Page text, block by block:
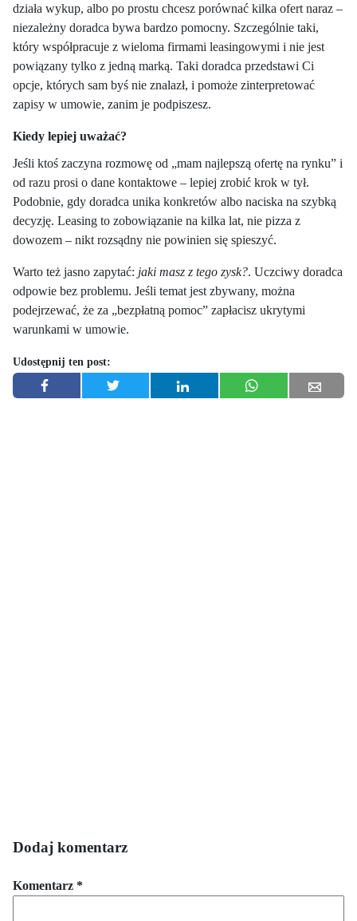
działa wykup, albo po prostu chcesz porównać kilka ofert naraz –
niezależny doradca bywa bardzo pomocny. Szczególnie taki,
który współpracuje z wieloma firmami leasingowymi i nie jest
powiązany tylko z jedną marką. Taki doradca przedstawi Ci
opcje, których sam byś nie znalazł, i pomoże zinterpretować
zapisy w umowie, zanim je podpiszesz.
Kiedy lepiej uważać?
Jeśli ktoś zaczyna rozmowę od „mam najlepszą ofertę na rynku” i
od razu prosi o dane kontaktowe – lepiej zrobić krok w tył.
Podobnie, gdy doradca unika konkretów albo naciska na szybką
decyzję. Leasing to zobowiązanie na kilka lat, nie pizza z
dowozem – nikt rozsądny nie powinien się spieszyć.
Warto też jasno zapytać: jaki masz z tego zysk?. Uczciwy doradca
odpowie bez problemu. Jeśli temat jest zbywany, można
podejrzewać, że za „bezpłatną pomoc” zapłacisz ukrytymi
warunkami w umowie.
Udostępnij ten post:
Dodaj komentarz
Komentarz *